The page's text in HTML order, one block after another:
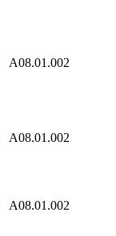
A08.01.002
A08.01.002
A08.01.002